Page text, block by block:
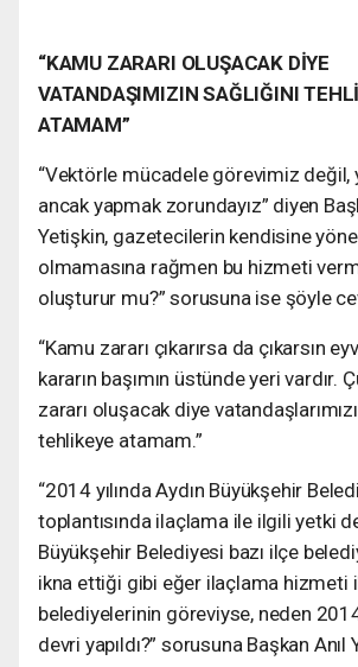
“KAMU ZARARI OLUŞACAK DİYE
VATANDAŞIMIZIN SAĞLIĞINI
ATAMAM”
“Vektörle mücadele görevimiz değil,
ancak yapmak zorundayız” diyen
Yetişkin, gazetecilerin kendisine
olmamasına rağmen bu hizmeti
oluşturur mu?” sorusuna ise şöyle
“Kamu zararı çıkarırsa da çıkarsın
kararın başımın üstünde yeri vardır.
zararı oluşacak diye
tehlikeye atamam.”
“2014 yılında Aydın Büyükşehir
toplantısında ilaçlama ile ilgili yetki
Büyükşehir Belediyesi bazı ilçe
ikna ettiği gibi eğer ilaçlama hizmeti
belediyelerinin göreviyse, neden
devri yapıldı?” sorusuna Başkan Anıl